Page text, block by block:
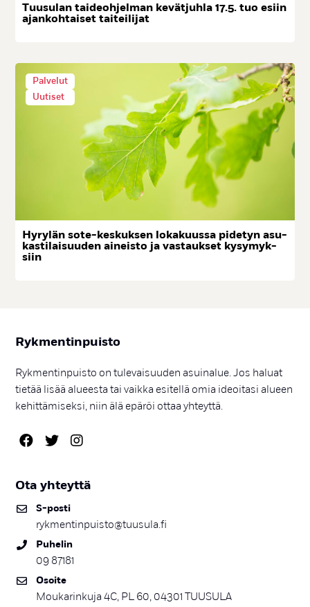
Tuu­su­lan tai­deoh­jel­man ke­vät­juh­la 17.5. tuo esiin
ajan­koh­tai­set tai­tei­li­jat
Palvelut
Uutiset
Hy­ry­län so­te-kes­kuk­sen lo­ka­kuus­sa pi­de­tyn asu­
kas­ti­lai­suu­den ai­neis­to ja vas­tauk­set ky­sy­myk­
siin
Ryk­men­tin­puis­to
Rykmentinpuisto on tulevaisuuden asuinalue. Jos haluat
tietää lisää alueesta tai vaikka esitellä omia ideoitasi alueen
kehittämiseksi, niin älä epäröi ottaa yhteyttä.
Ota yh­teyt­tä
S-pos­ti
rykmentinpuisto@tuusula.fi
Pu­he­lin
09 87181
Osoi­te
Moukarinkuja 4C, PL 60, 04301 TUUSULA